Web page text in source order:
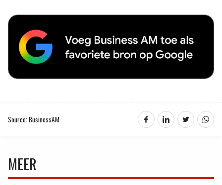
Source: BusinessAM
MEER